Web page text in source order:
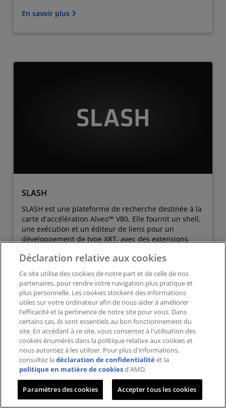
En savoir plus
SLASH
SLASH est une plateforme de recherche destinée à la
carte d'accélération Alveo™ V80. Elle fournit un shell,
une exécution et un éditeur de liens pour un
développement de type XRT, avec des extensions
Déclaration relative aux cookies
Ce site utilise des cookies de notre part et de celle de nos
partenaires, pour rendre votre navigation plus pratique et
plus personnelle. Les cookies stockent des informations
utiles sur votre ordinateur afin de nous aider à améliorer
l'efficacité et la pertinence de notre site pour vous. Dans
certains cas, ils sont essentiels au bon fonctionnement du
site. En accédant à ce site, vous consentez à l'utilisation des
cookies énumérés dans la politique relative aux cookies et
nous autorisez à les utiliser. Pour plus d'informations,
consultez ladéclaration de confidentialitéet la
politique en matière de cookiesd'AMD.
Paramètres des cookies Accepter tous les cookies